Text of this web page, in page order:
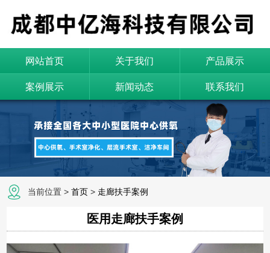
网站首页 关于我们 产品展示
案例展示 新闻动态 联系我们
当前位置 >首页 > 走廊扶手案例
医用走廊扶手案例